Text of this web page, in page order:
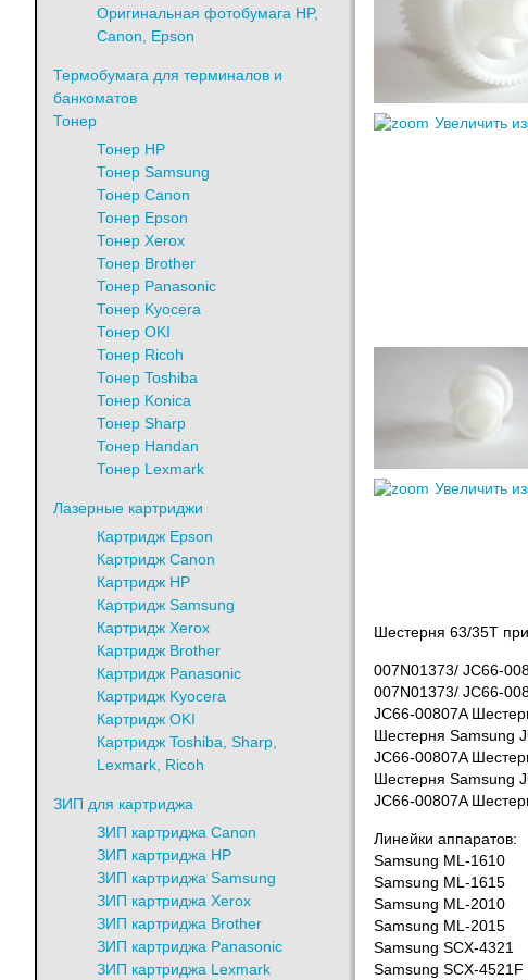
Увеличить
Увеличить
Шестерня 63/35T
007N01373/ JC66-
007N01373/ JC66-
JC66-00807A
Шестерня Samsung
JC66-00807A
Шестерня Samsung
JC66-00807A
Линейки аппаратов:
Samsung ML-1610
Samsung ML-1615
Samsung ML-2010
Samsung ML-2015
Samsung SCX-4321
Samsung SCX-4521F
Оригинальная фотобумага HP,
Canon, Epson
Термобумага для терминалов и
банкоматов
Тонер
Тонер HP
Тонер Samsung
Тонер Canon
Тонер Epson
Тонер Xerox
Тонер Brother
Тонер Panasonic
Тонер Kyocera
Тонер OKI
Тонер Ricoh
Тонер Toshiba
Тонер Konica
Тонер Sharp
Тонер Handan
Тонер Lexmark
Лазерные картриджи
Картридж Epson
Картридж Canon
Картридж HP
Картридж Samsung
Картридж Xerox
Картридж Brother
Картридж Panasonic
Картридж Kyocera
Картридж OKI
Картридж Toshiba, Sharp,
Lexmark, Ricoh
ЗИП для картриджа
ЗИП картриджа Canon
ЗИП картриджа HP
ЗИП картриджа Samsung
ЗИП картриджа Xerox
ЗИП картриджа Brother
ЗИП картриджа Panasonic
ЗИП картриджа Lexmark